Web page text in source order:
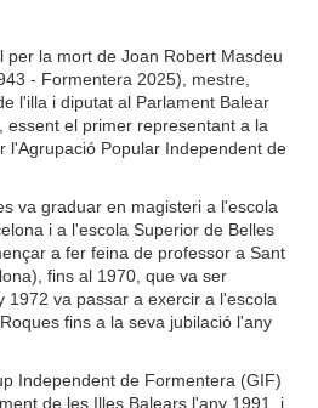
per la mort de Joan Robert Masdeu
- Formentera 2025), mestre,
l'illa i diputat al Parlament Balear
essent el primer representant a la
l'Agrupació Popular Independent de
va graduar en magisteri a l'escola
i a l'escola Superior de Belles
a fer feina de professor a Sant
fins al 1970, que va ser
1972 va passar a exercir a l'escola
fins a la seva jubilació l'any
Independent de Formentera (GIF)
de les Illes Balears l'any 1991, i